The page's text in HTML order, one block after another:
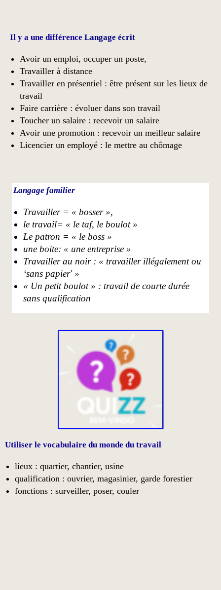
Il y a une différence Langage écrit
Avoir un emploi, occuper un poste,
Travailler à distance
Travailler en présentiel : être présent sur les lieux de
travail
Faire carrière : évoluer dans son travail
Toucher un salaire : recevoir un salaire
Avoir une promotion : recevoir un meilleur salaire
Licencier un employé : le mettre au chômage
Langage familier
Travailler = « bosser »,
le travail= « le taf, le boulot »
Le patron = « le boss »
une boite: « une entreprise »
Travailler au noir : « travailler illégalement ou
‘sans papier' »
« Un petit boulot » : travail de courte durée
sans qualification
Utiliser le vocabulaire du monde du travail
lieux : quartier, chantier, usine
qualification : ouvrier, magasinier, garde forestier
fonctions : surveiller, poser, couler